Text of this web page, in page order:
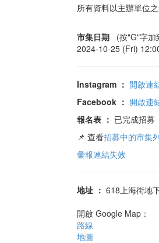
所有資料以主辦單位之
市集日期
(按"G"字
2024-10-25 (Fri)
Instagram ： 開啟連
Facebook ： 開啟連
報名表 ： 已完成招募
📌 查看招募中的市集
彙報連結失效
地址 ： 618上海街地
開啟 Google Map：
路線
地圖